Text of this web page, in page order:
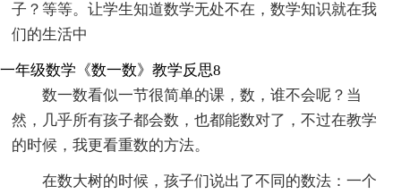
子？等等。让学生知道数学无处不在，数学知识就在我
们的生活中
一年级数学《数一数》教学反思8
数一数看似一节很简单的课，数，谁不会呢？当
然，几乎所有孩子都会数，也都能数对了，不过在教学
的时候，我更看重数的方法。
在数大树的时候，孩子们说出了不同的数法：一个